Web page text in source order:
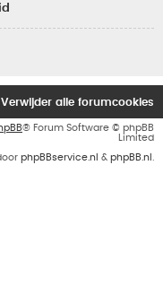
Verwijder alle forumcookies
® Forum Software © phpBB
Limited
phpBBservice.nl & phpBB.nl .